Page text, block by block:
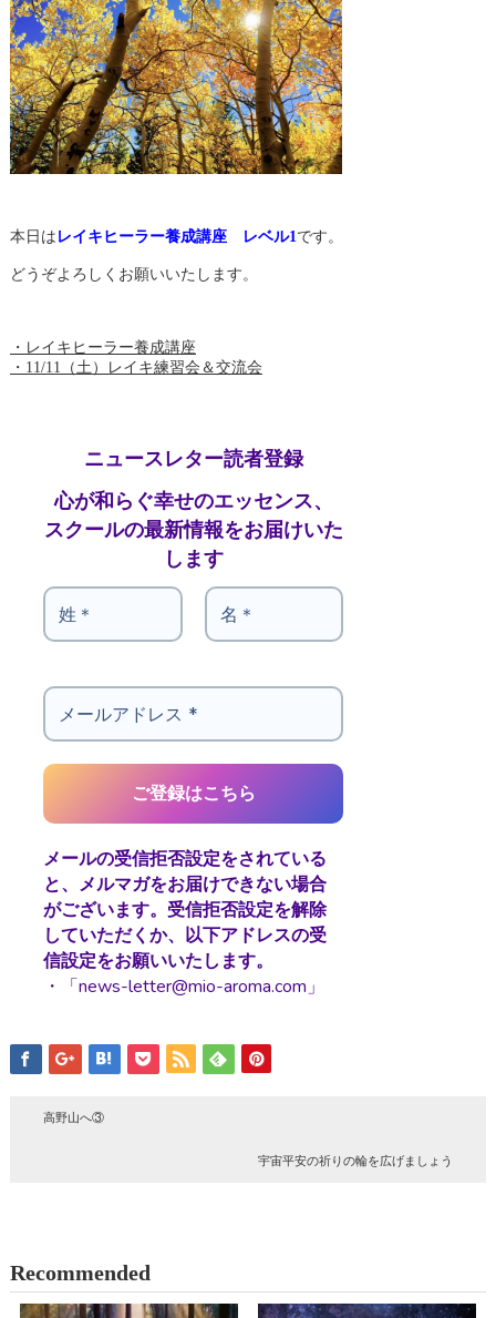
本日は レイキヒーラー養成講座 レベル1 です。
どうぞよろしくお願いいたします。
・レイキヒーラー養成講座
・11/11（土）レイキ練習会＆交流会
ニュースレター読者登録
心が和らぐ幸せのエッセンス、
スクールの最新情報をお届けいた
します
メールの受信拒否設定をされている
と、メルマガをお届けできない場合
がございます。受信拒否設定を解除
していただくか、以下アドレスの受
信設定をお願いいたします。
・「news-letter@mio-aroma.com」
高野山へ③
宇宙平安の祈りの輪を広げましょう
Recommended